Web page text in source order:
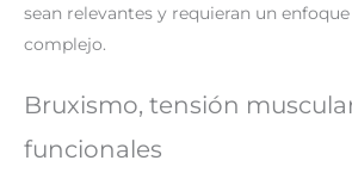
sean relevantes y requieran un
complejo.
Bruxismo, tensión
funcionales